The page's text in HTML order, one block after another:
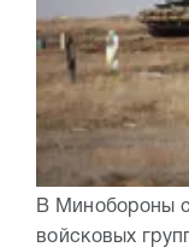
В Минобороны
войсковых